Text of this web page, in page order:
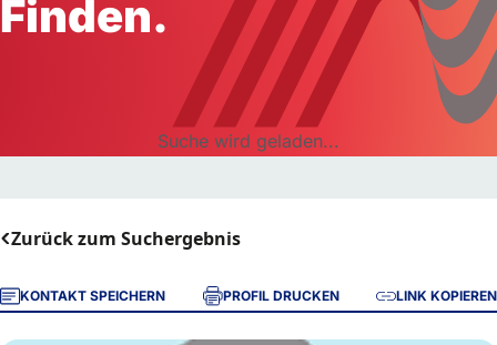
Finden.
Suche wird geladen...
Zurück zum Suchergebnis
KONTAKT SPEICHERN PROFIL DRUCKEN LINK KOPIEREN